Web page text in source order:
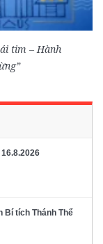
tim – Hành
Bí tích Thánh Thể